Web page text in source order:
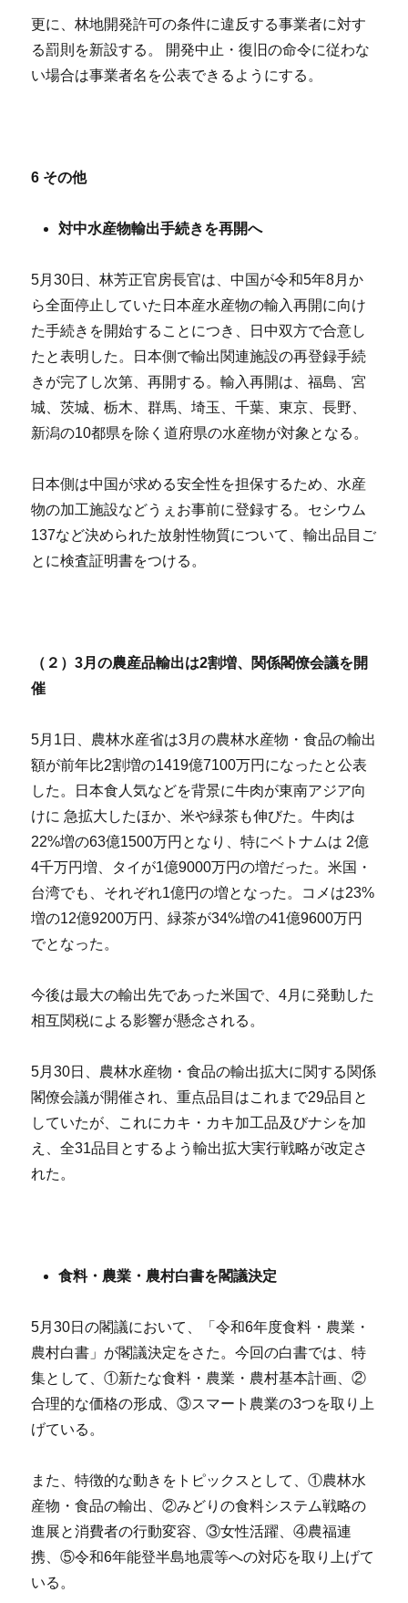
更に、林地開発許可の条件に違反する事業者に対す
る罰則を新設する。 開発中止・復旧の命令に従わな
い場合は事業者名を公表できるようにする。
6 その他
対中水産物輸出手続きを再開へ
5月30日、林芳正官房長官は、中国が令和5年8月か
ら全面停止していた日本産水産物の輸入再開に向け
た手続きを開始することにつき、日中双方で合意し
たと表明した。日本側で輸出関連施設の再登録手続
きが完了し次第、再開する。輸入再開は、福島、宮
城、茨城、栃木、群馬、埼玉、千葉、東京、長野、
新潟の10都県を除く道府県の水産物が対象となる。
日本側は中国が求める安全性を担保するため、水産
物の加工施設などうぇお事前に登録する。セシウム
137など決められた放射性物質について、輸出品目ご
とに検査証明書をつける。
（２）3月の農産品輸出は2割増、関係閣僚会議を開
催
5月1日、農林水産省は3月の農林水産物・食品の輸出
額が前年比2割増の1419億7100万円になったと公表
した。日本食人気などを背景に牛肉が東南アジア向
けに 急拡大したほか、米や緑茶も伸びた。牛肉は
22%増の63億1500万円となり、特にベトナムは 2億
4千万円増、タイが1億9000万円の増だった。米国・
台湾でも、それぞれ1億円の増となった。コメは23%
増の12億9200万円、緑茶が34%増の41億9600万円
でとなった。
今後は最大の輸出先であった米国で、4月に発動した
相互関税による影響が懸念される。
5月30日、農林水産物・食品の輸出拡大に関する関係
閣僚会議が開催され、重点品目はこれまで29品目と
していたが、これにカキ・カキ加工品及びナシを加
え、全31品目とするよう輸出拡大実行戦略が改定さ
れた。
食料・農業・農村白書を閣議決定
5月30日の閣議において、「令和6年度食料・農業・
農村白書」が閣議決定をさた。今回の白書では、特
集として、①新たな食料・農業・農村基本計画、②
合理的な価格の形成、③スマート農業の3つを取り上
げている。
また、特徴的な動きをトピックスとして、①農林水
産物・食品の輸出、②みどりの食料システム戦略の
進展と消費者の行動変容、③女性活躍、④農福連
携、⑤令和6年能登半島地震等への対応を取り上げて
いる。